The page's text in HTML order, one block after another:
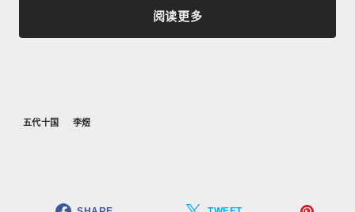
阅读更多
五代十国 李煜